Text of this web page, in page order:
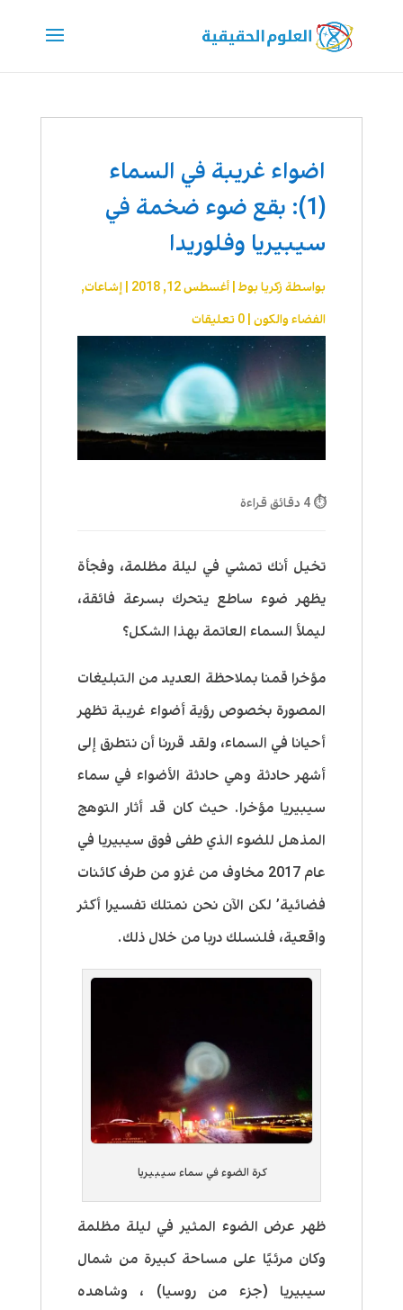
اضواء غريبة في السماء
(1): بقع ضوء ضخمة في
سيبيريا وفلوريدا
بواسطة زكريا بوط| أغسطس 12, 2018 إشاعات,
الفضاء والكون| 0 تعليقات
⏱ 4 دقائق قراءة
تخيل أنك تمشي في ليلة مظلمة، وفجأة
يظهر ضوء ساطع يتحرك بسرعة فائقة،
ليملأ السماء العاتمة بهذا الشكل؟
مؤخرا قمنا بملاحظة العديد من التبليغات
المصورة بخصوص رؤية أضواء غريبة تظهر
أحيانا في السماء، ولقد قررنا أن نتطرق إلى
أشهر حادثة وهي حادثة الأضواء في سماء
سيبيريا مؤخرا. حيث كان قد أثار التوهج
المذهل للضوء الذي طفى فوق سيبيريا في
عام 2017 مخاوف من غزو من طرف كائنات
فضائية’ لكن الآن نحن نمتلك تفسيرا أكثر
واقعية، فلنسلك دربا من خلال ذلك.
كرة الضوء في سماء سيبيريا
ظهر عرض الضوء المثير في ليلة مظلمة
وكان مرئيًا على مساحة كبيرة من شمال
سيبيريا (جزء من روسيا) ، وشاهده